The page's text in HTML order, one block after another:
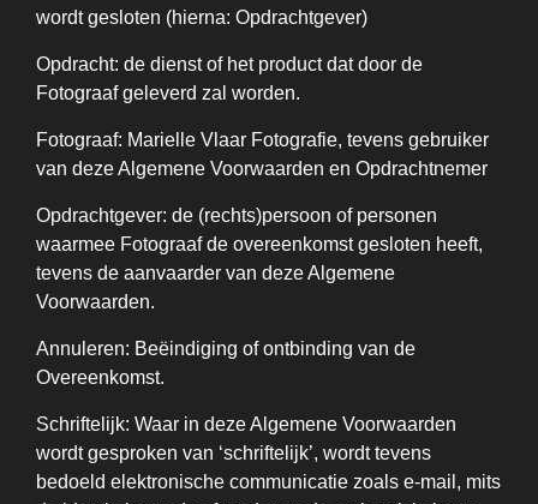
wordt gesloten (hierna: Opdrachtgever)
Opdracht: de dienst of het product dat door de
Fotograaf geleverd zal worden.
Fotograaf: Marielle Vlaar Fotografie, tevens gebruiker
van deze Algemene Voorwaarden en Opdrachtnemer
Opdrachtgever: de (rechts)persoon of personen
waarmee Fotograaf de overeenkomst gesloten heeft,
tevens de aanvaarder van deze Algemene
Voorwaarden.
Annuleren: Beëindiging of ontbinding van de
Overeenkomst.
Schriftelijk: Waar in deze Algemene Voorwaarden
wordt gesproken van ‘schriftelijk’, wordt tevens
bedoeld elektronische communicatie zoals e-mail, mits